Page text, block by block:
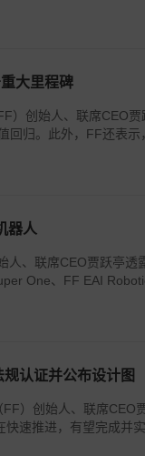
大里程碑
）创始人、联席CEO
回归。此外，FF还表
器人
人、联席CEO贾跃亭
One、FF EAI
认证并公布设计图
）创始人、联席CEO
速推进，有望完成并